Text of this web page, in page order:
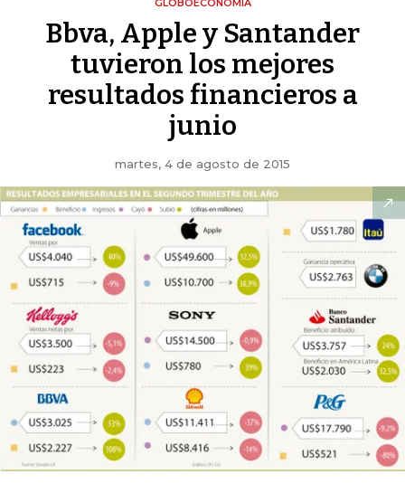
GLOBOECONOMÍA
Bbva, Apple y Santander
tuvieron los mejores
resultados financieros a
junio
martes, 4 de agosto de 2015